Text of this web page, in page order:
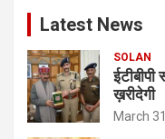
Latest News
SOLAN
ख़रीदेगी
March